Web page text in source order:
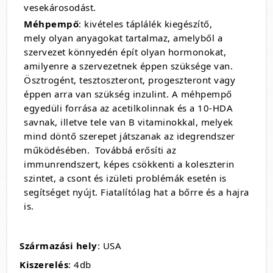
vesekárosodást.
Méhpempő: kivételes táplálék kiegészítő,
mely olyan anyagokat tartalmaz, amelyből a
szervezet könnyedén épít olyan hormonokat,
amilyenre a szervezetnek éppen szüksége van.
Ösztrogént, tesztoszteront, progeszteront vagy
éppen arra van szükség inzulint. A méhpempő
egyedüli forrása az acetilkolinnak és a 10-HDA
savnak, illetve tele van B vitaminokkal, melyek
mind döntő szerepet játszanak az idegrendszer
működésében. Továbbá erősíti az
immunrendszert, képes csökkenti a koleszterin
szintet, a csont és izületi problémák esetén is
segítséget nyújt. Fiatalítólag hat a bőrre és a hajra
is.
Származási hely: USA
Kiszerelés: 4db